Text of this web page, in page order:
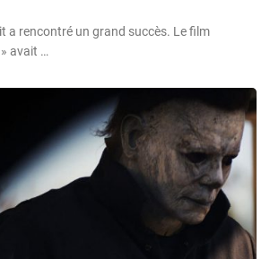
a rencontré un grand succès. Le film
avait …